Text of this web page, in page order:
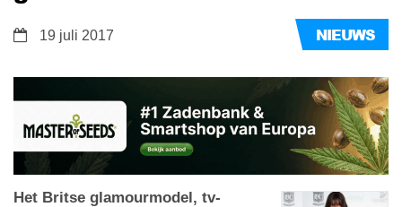
NIEUWS
19 juli 2017
Het Britse glamourmodel, tv-